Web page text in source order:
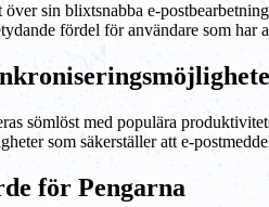
sin blixtsnabba e-
fördel för användare som har
sömlöst med populära
som säkerställer att e-
för Pengarna